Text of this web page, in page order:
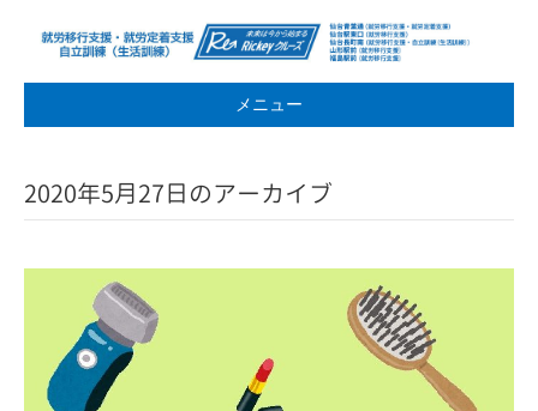
メニュー
2020年5月27日のアーカイブ